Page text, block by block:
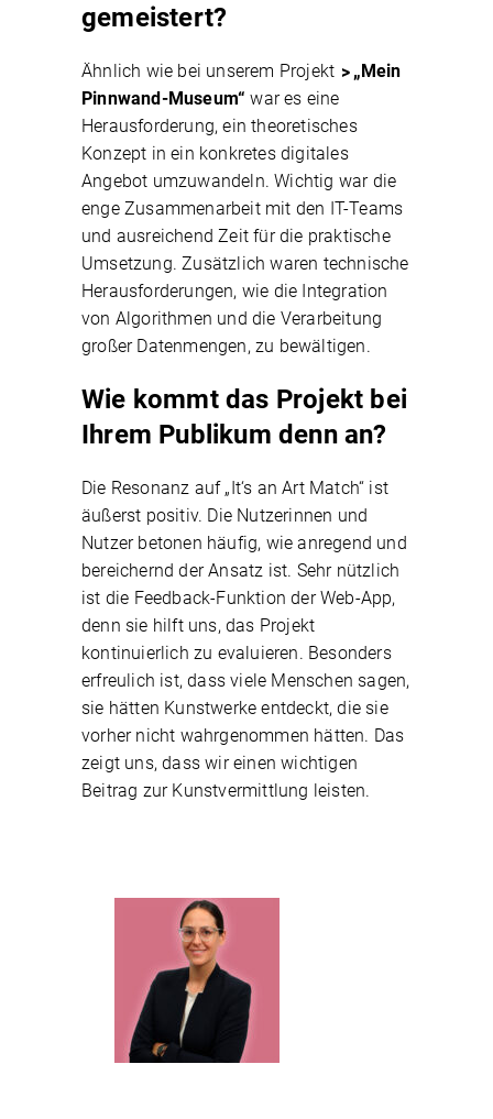
gemeistert?
Ähnlich wie bei unserem Projekt
„Mein
Pinnwand-Museum“ war es eine
Herausforderung, ein theoretisches
Konzept in ein konkretes digitales
Angebot umzuwandeln. Wichtig war die
enge Zusammenarbeit mit den IT-Teams
und ausreichend Zeit für die praktische
Umsetzung. Zusätzlich waren technische
Herausforderungen, wie die Integration
von Algorithmen und die Verarbeitung
großer Datenmengen, zu bewältigen.
Wie kommt das Projekt bei
Ihrem Publikum denn an?
Die Resonanz auf „It‘s an Art Match“ ist
äußerst positiv. Die Nutzerinnen und
Nutzer betonen häufig, wie anregend und
bereichernd der Ansatz ist. Sehr nützlich
ist die Feedback-Funktion der Web-App,
denn sie hilft uns, das Projekt
kontinuierlich zu evaluieren. Besonders
erfreulich ist, dass viele Menschen sagen,
sie hätten Kunstwerke entdeckt, die sie
vorher nicht wahrgenommen hätten. Das
zeigt uns, dass wir einen wichtigen
Beitrag zur Kunstvermittlung leisten.